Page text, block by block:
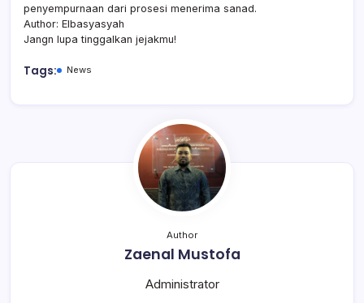
penyempurnaan dari prosesi menerima sanad.
Author: Elbasyasyah
Jangn lupa tinggalkan jejakmu!
Tags: News
Author
Zaenal Mustofa
Administrator